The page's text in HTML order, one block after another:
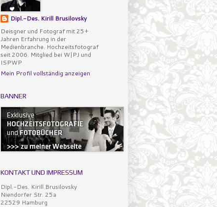
Dipl.-Des. Kirill Brusilovsky
Deisgner und Fotograf mit 25+
Jahren Erfahrung in der
Medienbranche. Hochzeitsfotograf
seit 2006. Mitglied bei W|PJ und
ISPWP
Mein Profil vollständig anzeigen
BANNER
KONTAKT UND IMPRESSUM
Dipl.-Des. Kirill Brusilovsky
Niendorfer Str. 25a
22529 Hamburg